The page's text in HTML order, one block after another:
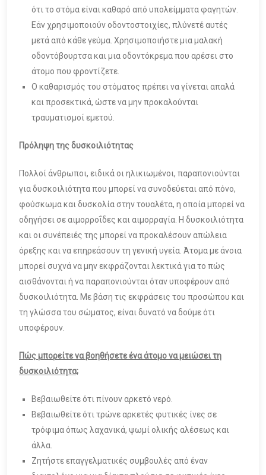
ότι το στόμα είναι καθαρό από υπολείμματα φαγητών.
Εάν χρησιμοποιούν οδοντοστοιχίες, πλύνετέ αυτές
μετά από κάθε γεύμα. Χρησιμοποιήστε μια μαλακή
οδοντόβουρτσα και μια οδοντόκρεμα που αρέσει στο
άτομο που φροντίζετε.
Ο καθαρισμός του στόματος πρέπει να γίνεται απαλά
και προσεκτικά, ώστε να μην προκαλούνται
τραυματισμοί εμετού.
Πρόληψη της δυσκοιλιότητας
Πολλοί άνθρωποι, ειδικά οι ηλικιωμένοι, παραπονιούνται
για δυσκοιλιότητα που μπορεί να συνοδεύεται από πόνο,
φούσκωμα και δυσκολία στην τουαλέτα, η οποία μπορεί να
οδηγήσει σε αιμορροΐδες και αιμορραγία. Η δυσκοιλιότητα
και οι συνέπειές της μπορεί να προκαλέσουν απώλεια
όρεξης και να επηρεάσουν τη γενική υγεία. Άτομα με άνοια
μπορεί συχνά να μην εκφράζονται λεκτικά για το πώς
αισθάνονται ή να παραπονιούνται όταν υποφέρουν από
δυσκοιλιότητα. Με βάση τις εκφράσεις του προσώπου και
τη γλώσσα του σώματος, είναι δυνατό να δούμε ότι
υποφέρουν.
Πώς μπορείτε να βοηθήσετε ένα άτομο να μειώσει τη
δυσκοιλιότητα;
Βεβαιωθείτε ότι πίνουν αρκετό νερό.
Βεβαιωθείτε ότι τρώνε αρκετές φυτικές ίνες σε
τρόφιμα όπως λαχανικά, ψωμί ολικής αλέσεως και
άλλα.
Ζητήστε επαγγελματικές συμβουλές από έναν